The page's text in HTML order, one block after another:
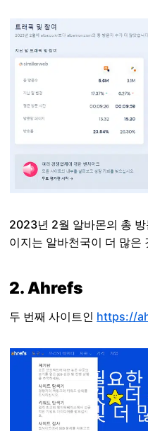
2023년 2월 알바몬의 총
이지는 알바천국이 더 많은
2. Ahrefs
두 번째 사이트인 https://